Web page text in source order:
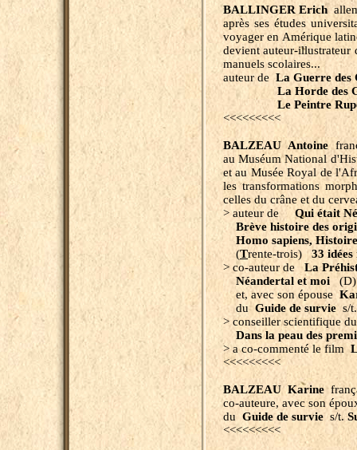
BALLINGER Erich
après ses études
voyager en Amérique
devient auteur-illustrateur
manuels scolaires...
auteur de La Guerre des
La Horde des
Le Peintre
<<<<<<<<<
BALZEAU Antoine
au Muséum National
et au Musée Royal de
les transformations
celles du crâne et du
> auteur deQui était
Brève histoire des
Homo sapiens,
(Trente-trois)
33
> co-auteur de La
Néandertal et moi
et, avec son épouse
du Guide de survies/
> conseiller scientifique
Dans la peau des
> a co-commenté le film
<<<<<<<<<
BALZEAU Karine
co-auteure, avec son
du Guide de survie s/t.
<<<<<<<<<